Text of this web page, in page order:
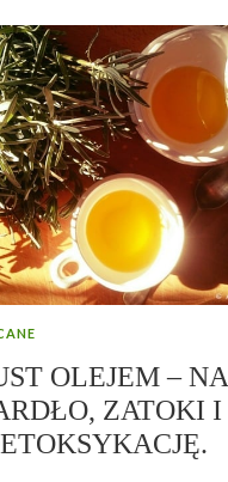
OLEJEM – NA
ZATOKI I